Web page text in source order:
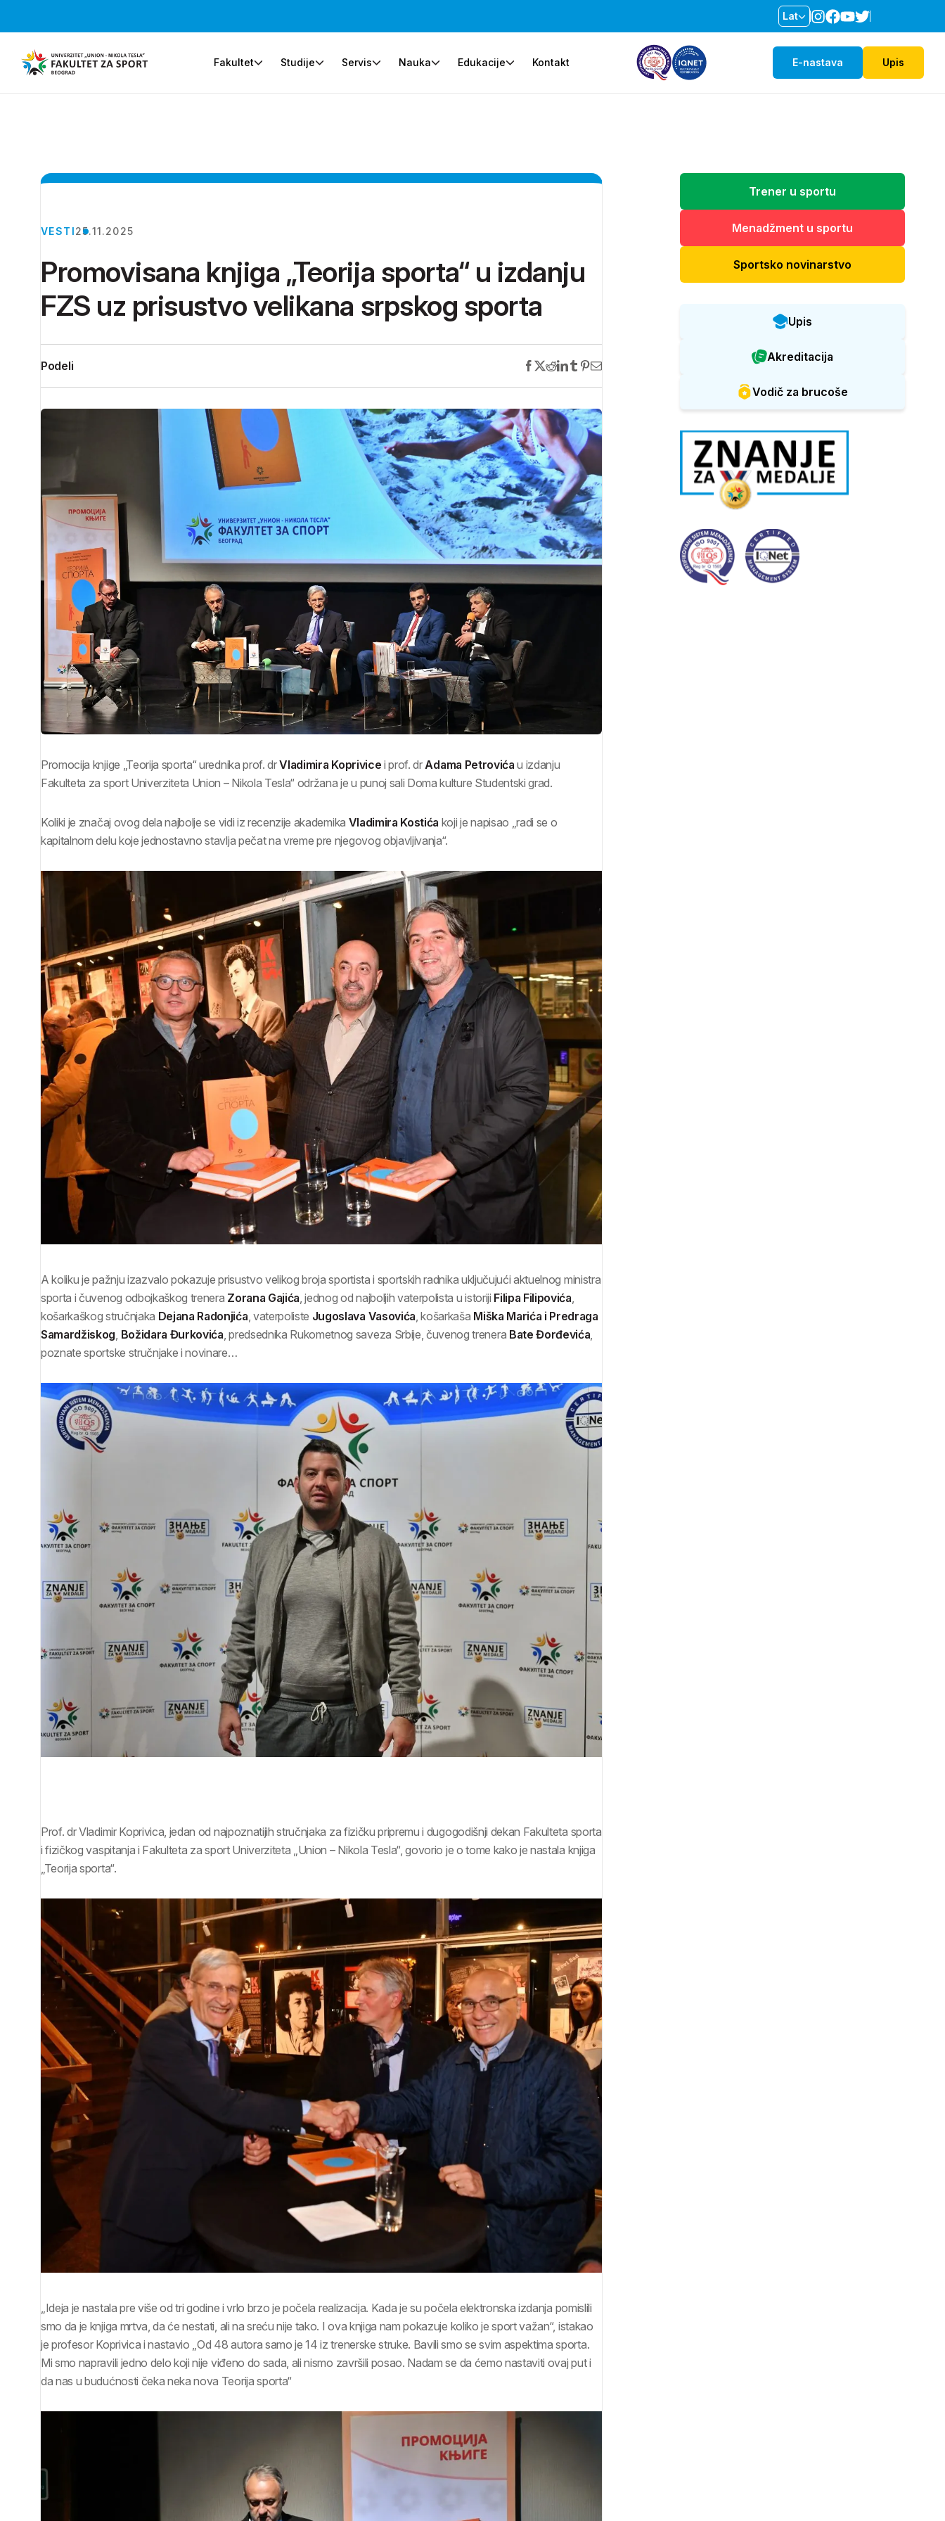
Lat
Fakultet Studije Servis Nauka Edukacije Kontakt E-nastava Upis
VESTI25.11.2025
Promovisana knjiga „Teorija sporta“ u izdanju
FZS uz prisustvo velikana srpskog sporta
Podeli
Promocija knjige „Teorija sporta“ urednika prof. drVladimira Koprivice i prof. dr Adama Petrovića u izdanju
Fakulteta za sport Univerziteta Union – Nikola Tesla“ održana je u punoj sali Doma kulture Studentski grad.
Koliki je značaj ovog dela najbolje se vidi iz recenzije akademika Vladimira Kostića koji je napisao „radi se o
kapitalnom delu koje jednostavno stavlja pečat na vreme pre njegovog objavljivanja“.
A koliku je pažnju izazvalo pokazuje prisustvo velikog broja sportista i sportskih radnika uključujući aktuelnog ministra
sporta i čuvenog odbojkaškog trenera Zorana Gajića, jednog od najboljih vaterpolista u istoriji Filipa Filipovića,
košarkaškog stručnjaka Dejana Radonjića, vaterpoliste Jugoslava Vasovića, košarkaša Miška Marića i Predraga
Samardžiskog, Božidara Đurkovića, predsednika Rukometnog saveza Srbije, čuvenog trenera Bate Đorđevića,
poznate sportske stručnjake i novinare…
Prof. dr Vladimir Koprivica, jedan od najpoznatijih stručnjaka za fizičku pripremu i dugogodišnji dekan Fakulteta sporta
i fizičkog vaspitanja i Fakulteta za sport Univerziteta „Union – Nikola Tesla“, govorio je o tome kako je nastala knjiga
„Teorija sporta“.
„Ideja je nastala pre više od tri godine i vrlo brzo je počela realizacija. Kada je su počela elektronska izdanja pomislili
smo da je knjiga mrtva, da će nestati, ali na sreću nije tako. I ova knjiga nam pokazuje koliko je sport važan“, istakao
je profesor Koprivica i nastavio „Od 48 autora samo je 14 iz trenerske struke. Bavili smo se svim aspektima sporta.
Mi smo napravili jedno delo koji nije viđeno do sada, ali nismo završili posao. Nadam se da ćemo nastaviti ovaj put i
da nas u budućnosti čeka neka nova Teorija sporta“
Trener u sportu
Menadžment u sportu
Sportsko novinarstvo
Upis
Akreditacija
Vodič za brucoše